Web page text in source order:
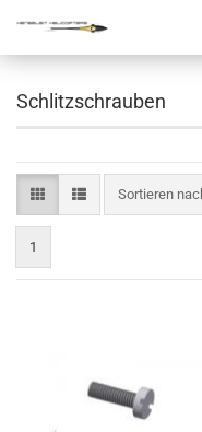
Schlitzschrauben
Sortieren
Sortieren
1